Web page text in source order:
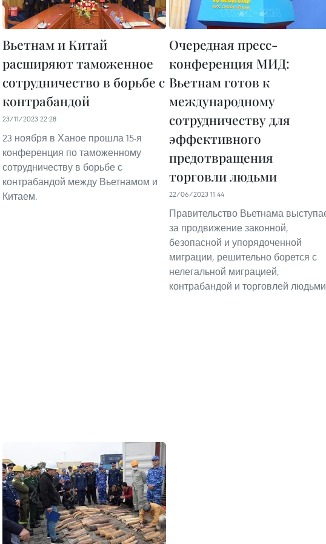
Вьетнам и Китай
расширяют таможенное
сотрудничество в борьбе с
контрабандой
23/11/2023 22:28
23 ноября в Ханое прошла 15-я
конференция по таможенному
сотрудничеству в борьбе с
контрабандой между Вьетнамом и
Китаем.
Очередная пресс-
конференция МИД:
Вьетнам готов к
международному
сотрудничеству для
эффективного
предотвращения
торговли людьми
22/06/2023 11:44
Правительство Вьетнама
за продвижение законной,
безопасной и упорядоченной
миграции, решительно борется с
нелегальной миграцией,
контрабандой и торговлей